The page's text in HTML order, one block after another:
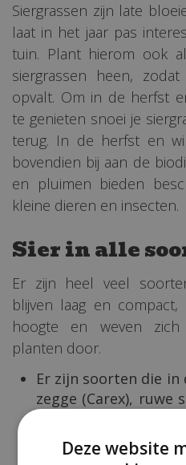
Siergrassen zijn late
laat in het jaar pas
tuin. Plant hierom ook
siergrassen heen,
opvalt. Om in de herfst
te genieten snoei je
terug. In de herfst en
bovendien bij aan de
en pluimen bieden
kleine dieren en insecten.
Sier in alle
Er zijn heel veel
blijven laag en
hoogte en weven
planten door.
Er zijn soorten die in
zegge (Carex), ruwe
Najaarsbloeiers als
diamantgras
Deze website